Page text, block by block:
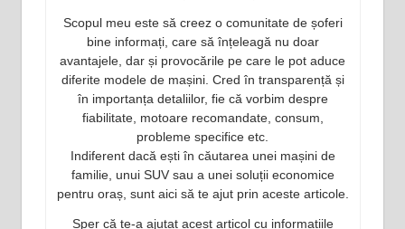
Scopul meu este să creez o comunitate de șoferi
bine informați, care să înțeleagă nu doar
avantajele, dar și provocările pe care le pot aduce
diferite modele de mașini. Cred în transparență și
în importanța detaliilor, fie că vorbim despre
fiabilitate, motoare recomandate, consum,
probleme specifice etc.
Indiferent dacă ești în căutarea unei mașini de
familie, unui SUV sau a unei soluții economice
pentru oraș, sunt aici să te ajut prin aceste articole.
Sper că te-a ajutat acest articol cu informațiile